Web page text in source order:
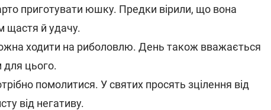
приготувати юшку. Предки вірили, що вона
щастя й удачу.
ходити на риболовлю. День також вважається
для цього.
помолитися. У святих просять зцілення від
від негативу.